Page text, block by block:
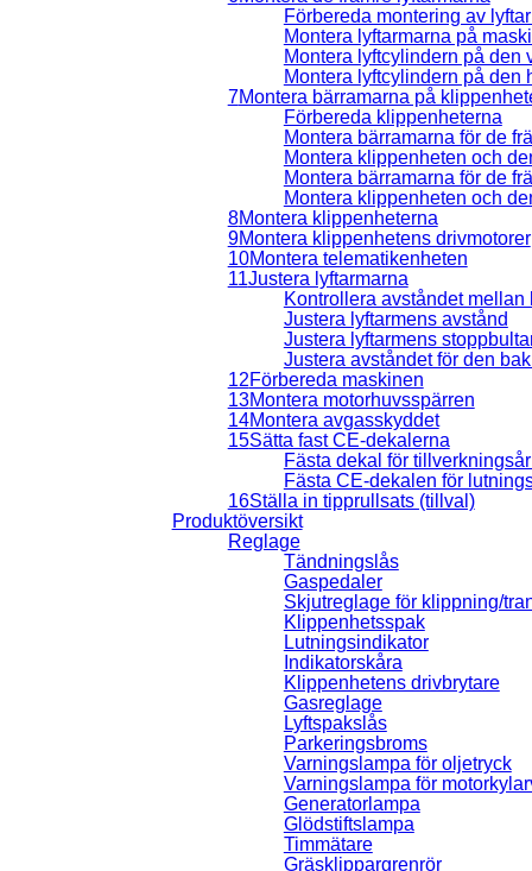
Förbereda montering av
Montera lyftarmarna på
Montera lyftcylindern på den
Montera lyftcylindern på den
7Montera bärramarna på
Förbereda klippenheterna
Montera bärramarna för de
Montera klippenheten och
Montera bärramarna för de
Montera klippenheten och
8Montera klippenheterna
9Montera klippenhetens drivmotorer
10Montera telematikenheten
11Justera lyftarmarna
Kontrollera avståndet
Justera lyftarmens avstånd
Justera lyftarmens
Justera avståndet för den
12Förbereda maskinen
13Montera motorhuvsspärren
14Montera avgasskyddet
15Sätta fast CE-dekalerna
Fästa dekal för
Fästa CE-dekalen för
16Ställa in tipprullsats (tillval)
Produktöversikt
Reglage
Tändningslås
Gaspedaler
Skjutreglage för klippning/
Klippenhetsspak
Lutningsindikator
Indikatorskåra
Klippenhetens drivbrytare
Gasreglage
Lyftspakslås
Parkeringsbroms
Varningslampa för oljetryck
Varningslampa för
Generatorlampa
Glödstiftslampa
Timmätare
Gräsklippargrenrör